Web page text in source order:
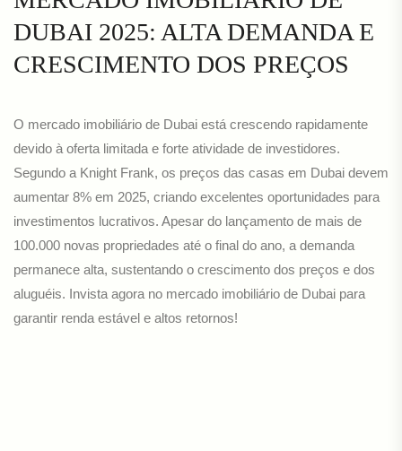
DUBAI 2025: ALTA DEMANDA E
CRESCIMENTO DOS PREÇOS
O mercado imobiliário de Dubai está crescendo rapidamente
devido à oferta limitada e forte atividade de investidores.
Segundo a Knight Frank, os preços das casas em Dubai devem
aumentar 8% em 2025, criando excelentes oportunidades para
investimentos lucrativos. Apesar do lançamento de mais de
100.000 novas propriedades até o final do ano, a demanda
permanece alta, sustentando o crescimento dos preços e dos
aluguéis. Invista agora no mercado imobiliário de Dubai para
garantir renda estável e altos retornos!